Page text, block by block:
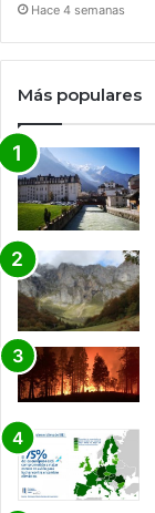
Hace 4 semanas
Más populares